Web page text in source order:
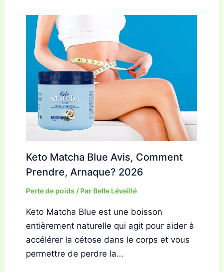
Keto Matcha Blue Avis, Comment
Prendre, Arnaque? 2026
Perte de poids / Par Belle Léveillé
Keto Matcha Blue est une boisson
entièrement naturelle qui agit pour aider à
accélérer la cétose dans le corps et vous
permettre de perdre la…